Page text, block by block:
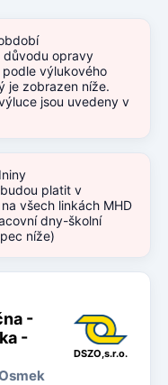
opravy
výlukového
je zobrazen níže.
jsou uvedeny v
platit v
všech linkách MHD
dny-školní
níže)
-
-
DSZO,s.r.o.